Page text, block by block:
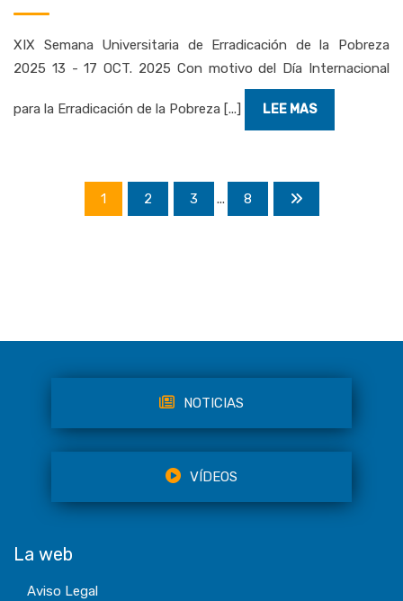
XIX Semana Universitaria de Erradicación de la Pobreza
2025 13 - 17 OCT. 2025 Con motivo del Día Internacional
para la Erradicación de la Pobreza [...] LEE MAS
1 2 3 ... 8
NOTICIAS
VÍDEOS
La web
Aviso Legal